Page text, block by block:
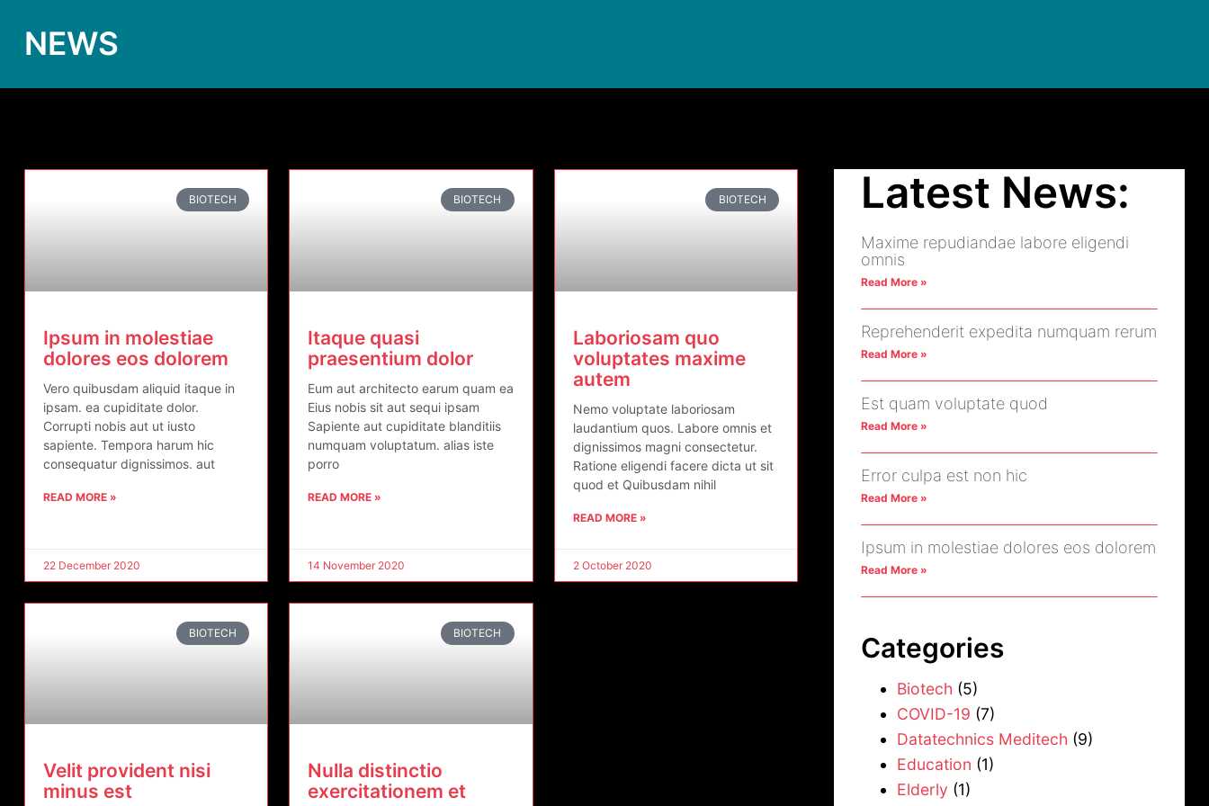
NEWS
BIOTECH
Ipsum in molestiae
dolores eos dolorem
Vero quibusdam aliquid itaque in
ipsam. ea cupiditate dolor.
Corrupti nobis aut ut iusto
sapiente. Tempora harum hic
consequatur dignissimos. aut
READ MORE »
22 December 2020
BIOTECH
Itaque quasi
praesentium dolor
Eum aut architecto earum quam ea
Eius nobis sit aut sequi ipsam
Sapiente aut cupiditate blanditiis
numquam voluptatum. alias iste
porro
READ MORE »
14 November 2020
BIOTECH
Laboriosam quo
voluptates maxime
autem
Nemo voluptate laboriosam
laudantium quos. Labore omnis et
dignissimos magni consectetur.
Ratione eligendi facere dicta ut sit
quod et Quibusdam nihil
READ MORE »
2 October 2020
BIOTECH
Velit provident nisi
minus est
BIOTECH
Nulla distinctio
exercitationem et
Latest News:
Maxime repudiandae labore eligendi
omnis
Read More »
Reprehenderit expedita numquam rerum
Read More »
Est quam voluptate quod
Read More »
Error culpa est non hic
Read More »
Ipsum in molestiae dolores eos dolorem
Read More »
Categories
Biotech (5)
COVID-19 (7)
Datatechnics Meditech (9)
Education (1)
Elderly (1)